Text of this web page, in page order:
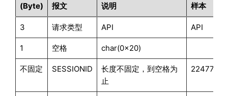
(Byte)
报文 说明 样本
3 请求类型 API API
1 空格 char(0x20)
不固定 SESSIONID
长度不固定，到空格为
止